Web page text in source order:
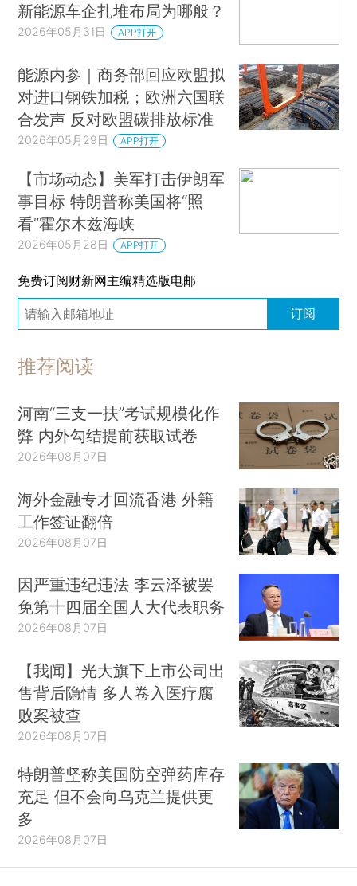
新能源车企扎堆布局为哪般？
2026年05月31日 APP打开
能源内参｜商务部回应欧盟拟
对进口钢铁加税；欧洲六国联
合发声 反对欧盟碳排放标准
2026年05月29日 APP打开
【市场动态】美军打击伊朗军
事目标 特朗普称美国将“照
看”霍尔木兹海峡
2026年05月28日 APP打开
免费订阅财新网主编精选版电邮
订阅
推荐阅读
河南“三支一扶”考试规模化作
弊 内外勾结提前获取试卷
2026年08月07日
海外金融专才回流香港 外籍
工作签证翻倍
2026年08月07日
因严重违纪违法 李云泽被罢
免第十四届全国人大代表职务
2026年08月07日
【我闻】光大旗下上市公司出
售背后隐情 多人卷入医疗腐
败案被查
2026年08月07日
特朗普坚称美国防空弹药库存
充足 但不会向乌克兰提供更
多
2026年08月07日